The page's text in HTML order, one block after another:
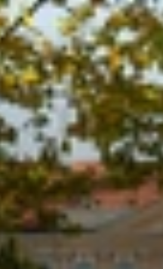
stanica Malacky
obyvateľov, domov a bytov
zber v meste
Technické cookies
Technické súbory
tým, že umožňujú
stránky. Bez týchto
Analytické cookies
Analytické cookies
aby mohol stránky
možné ich spojiť s